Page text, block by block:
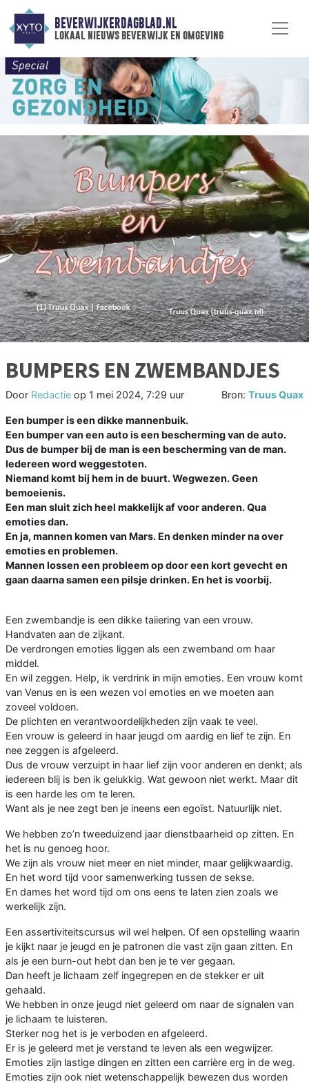
BEVERWIJKERDAGBLAD.NL
lokaal nieuws beverwijk en omgeving
BUMPERS EN ZWEMBANDJES
Door Redactie op 1 mei 2024, 7:29 uur Bron: Truus Quax
Een bumper is een dikke mannenbuik.
Een bumper van een auto is een bescherming van de auto.
Dus de bumper bij de man is een bescherming van de man.
Iedereen word weggestoten.
Niemand komt bij hem in de buurt. Wegwezen. Geen
bemoeienis.
Een man sluit zich heel makkelijk af voor anderen. Qua
emoties dan.
En ja, mannen komen van Mars. En denken minder na over
emoties en problemen.
Mannen lossen een probleem op door een kort gevecht en
gaan daarna samen een pilsje drinken. En het is voorbij.
Een zwembandje is een dikke taiiering van een vrouw.
Handvaten aan de zijkant.
De verdrongen emoties liggen als een zwemband om haar
middel.
En wil zeggen. Help, ik verdrink in mijn emoties. Een vrouw komt
van Venus en is een wezen vol emoties en we moeten aan
zoveel voldoen.
De plichten en verantwoordelijkheden zijn vaak te veel.
Een vrouw is geleerd in haar jeugd om aardig en lief te zijn. En
nee zeggen is afgeleerd.
Dus de vrouw verzuipt in haar lief zijn voor anderen en denkt; als
iedereen blij is ben ik gelukkig. Wat gewoon niet werkt. Maar dit
is een harde les om te leren.
Want als je nee zegt ben je ineens een egoïst. Natuurlijk niet.
We hebben zo’n tweeduizend jaar dienstbaarheid op zitten. En
het is nu genoeg hoor.
We zijn als vrouw niet meer en niet minder, maar gelijkwaardig.
En het word tijd voor samenwerking tussen de sekse.
En dames het word tijd om ons eens te laten zien zoals we
werkelijk zijn.
Een assertiviteitscursus wil wel helpen. Of een opstelling waarin
je kijkt naar je jeugd en je patronen die vast zijn gaan zitten. En
als je een burn-out hebt dan ben je te ver gegaan.
Dan heeft je lichaam zelf ingegrepen en de stekker er uit
gehaald.
We hebben in onze jeugd niet geleerd om naar de signalen van
je lichaam te luisteren.
Sterker nog het is je verboden en afgeleerd.
Er is je geleerd met je verstand te leven als een wegwijzer.
Emoties zijn lastige dingen en zitten een carrière erg in de weg.
Emoties zijn ook niet wetenschappelijk bewezen dus worden